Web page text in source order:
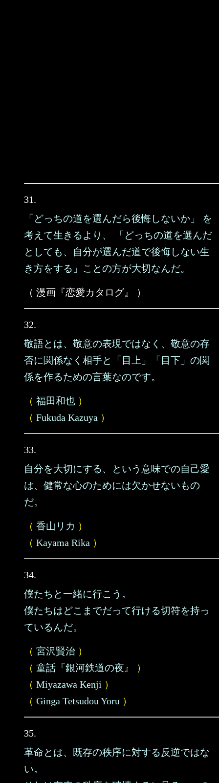
31.
「どっちの道を選んだら後悔しないか」 を
考えて生きるより、 「どっちの道を選んだ
としても、自分が選んだ道で後悔しない生
き方をする」ことの方が大切なんだ。
（ 漫画『恋愛カタログ』 ）
32.
敬語とは、敬意の表現ではなく、敬意の存
否に関係なく相手と「目上」「目下」の関
係を作るための言葉なのです。
（ 福田和也 ）
（ Fukuda Kazuya ）
33.
自分を大切にする、という意味での自己愛
は、健常な心のためには欠かせないもの
だ。
（ 香山リカ ）
（ Kayama Rika ）
34.
僕たちと一緒に行こう。
僕たちはどこまでだって行ける切符を持っ
ているんだ。
（ 宮沢賢治 ）
（ 童話『銀河鉄道の夜』
）
（ Miyazawa Kenji ）
（ Ginga Tetsudou Yoru ）
35.
革命とは、既存の秩序に対する反逆ではな
い。